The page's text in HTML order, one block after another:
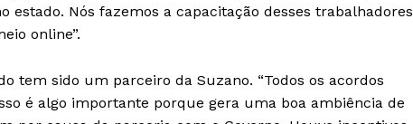
estado. Nós fazemos a capacitação desses trabalhadores
online”.
tem sido um parceiro da Suzano. “Todos os acordos
é algo importante porque gera uma boa ambiência de